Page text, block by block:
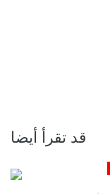
قد تقرأ أيضا